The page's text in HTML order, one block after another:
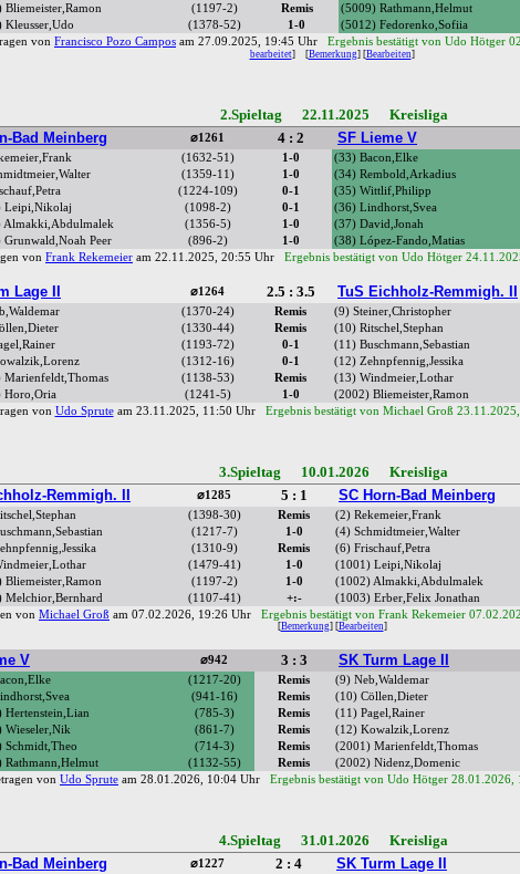
Bliemeister,Ramon (1197-2) Remis (5009) Rathmann,Helmut
Kleusser,Udo (1378-52) 1-0 (5012) Fedorenko,Sofiia
von Francisco Pozo Campos am 27.09.2025, 19:45 Uhr Ergebnis bestätigt von Udo Hötger
bearbeitet] [Bemerkung] [Bearbeiten]
2.Spieltag 22.11.2025 Kreisliga
Bad Meinberg
⌀1261 4 : 2 SF Lieme V
(1632-51) 1-0 (33) Bacon,Elke
(1359-11) 1-0 (34) Rembold,Arkadius
(1224-109) 0-1 (35) Wittlif,Philipp
Leipi,Nikolaj (1098-2) 0-1 (36) Lindhorst,Svea
Almakki,Abdulmalek (1356-5) 1-0 (37) David,Jonah
Grunwald,Noah Peer (896-2) 1-0 (38) López-Fando,Matias
von Frank Rekemeier am 22.11.2025, 20:55 Uhr Ergebnis bestätigt von Udo Hötger
Lage II ⌀1264 2.5 : 3.5 TuS Eichholz-Remmigh. II
(1370-24) Remis (9) Steiner,Christopher
(1330-44) Remis (10) Ritschel,Stephan
(1193-72) 0-1 (11) Buschmann,Sebastian
(1312-16) 0-1 (12) Zehnpfennig,Jessika
Marienfeldt,Thomas (1138-53) Remis (13) Windmeier,Lothar
Horo,Oria (1241-5) 1-0 (2002) Bliemeister,Ramon
von Udo Spruteam 23.11.2025, 11:50 Uhr Ergebnis bestätigt von Michael Groß
3.Spieltag 10.01.2026 Kreisliga
Remmigh. II
⌀1285 5 : 1 SC Horn-Bad Meinberg
(1398-30) Remis (2) Rekemeier,Frank
(1217-7) 1-0 (4) Schmidtmeier,Walter
(1310-9) Remis (6) Frischauf,Petra
(1479-41) 1-0 (1001) Leipi,Nikolaj
Bliemeister,Ramon (1197-2) 1-0 (1002) Almakki,Abdulmalek
Melchior,Bernhard (1107-41) +:- (1003) Erber,Felix Jonathan
von Michael Groß am 07.02.2026, 19:26 Uhr Ergebnis bestätigt von Frank Rekemeier
[Bemerkung] [Bearbeiten]
V ⌀942 3 : 3 SK Turm Lage II
(1217-20) Remis (9) Neb,Waldemar
(941-16) Remis (10) Cöllen,Dieter
Hertenstein,Lian (785-3) Remis (11) Pagel,Rainer
Wieseler,Nik (861-7) Remis (12) Kowalzik,Lorenz
Schmidt,Theo (714-3) Remis (2001) Marienfeldt,Thomas
Rathmann,Helmut (1132-55) Remis (2002) Nidenz,Domenic
von Udo Sprute am 28.01.2026, 10:04 Uhr Ergebnis bestätigt von Udo Hötger 28.01.2026,
4.Spieltag 31.01.2026 Kreisliga
Bad Meinberg
⌀1227 2 : 4 SK Turm Lage II